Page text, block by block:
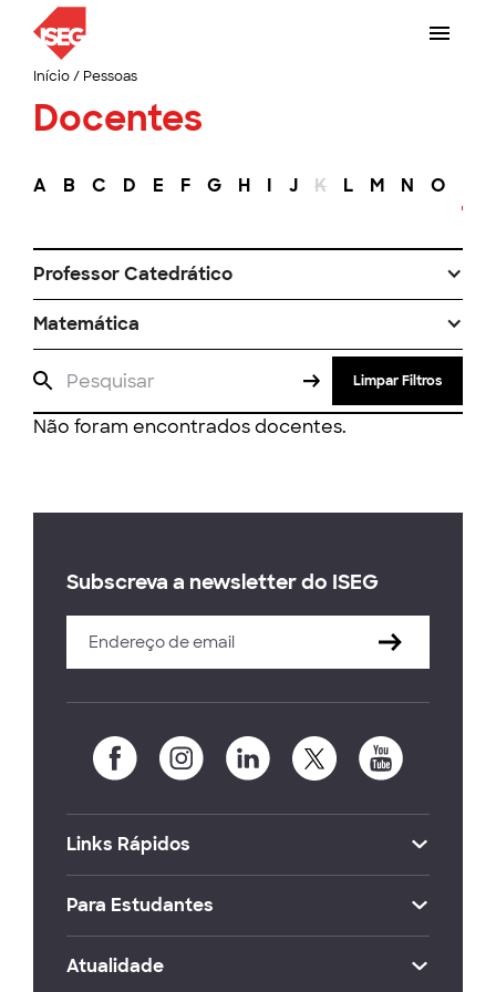
Início/ Pessoas
Docentes
A B C D E F G H I J K L M N O
Professor Catedrático
Matemática
Limpar Filtros
Não foram encontrados docentes.
Subscreva a newsletter do ISEG
Links Rápidos
Para Estudantes
Atualidade